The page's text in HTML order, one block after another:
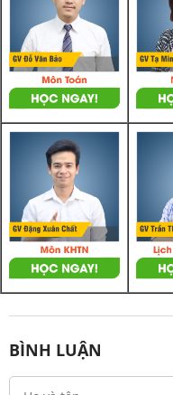
BÌNH LUẬN